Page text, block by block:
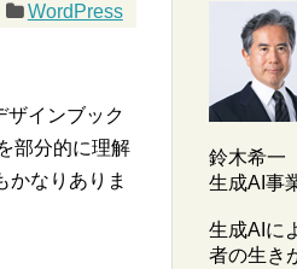
WordPress
インブック
部分的に理解
かなりありま
鈴木希一
生成AI事
生成AIに
者の生き